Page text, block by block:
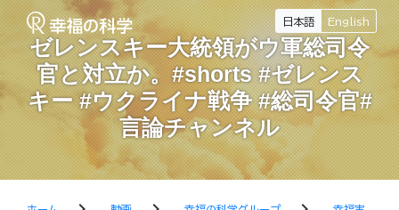
日本語 English
ゼレンスキー大統領がウ軍総司令
官と対立か。#shorts #ゼレンス
キー #ウクライナ戦争 #総司令官#
言論チャンネル